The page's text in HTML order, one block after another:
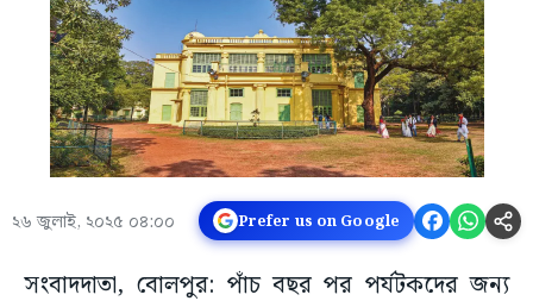
২৬ জুলাই, ২০২৫ ০৪:০০ Prefer us on Google
সংবাদদাতা, বোলপুর: পাঁচ বছর পর পর্যটকদের জন্য